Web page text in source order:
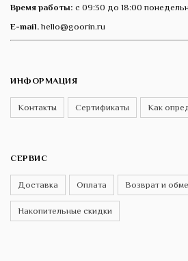
Время работы: с 09:30 до 18:00
E-mail. hello@goorin.ru
ИНФОРМАЦИЯ
Контакты Сертификаты Как
СЕРВИС
Доставка Оплата Возврат и
Накопительные скидки